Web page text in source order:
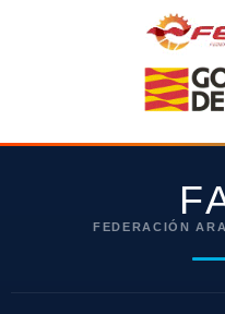
FEDERACIÓN